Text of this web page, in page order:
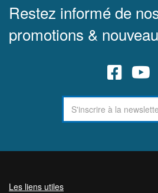
Restez informé de
promotions &
Les liens utiles